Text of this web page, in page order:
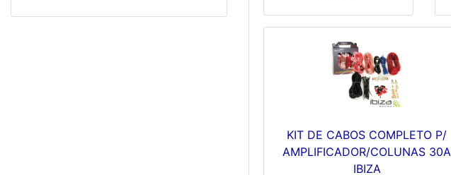
KIT DE CABOS COMPLETO P/
AMPLIFICADOR/COLUNAS 30A
IBIZA